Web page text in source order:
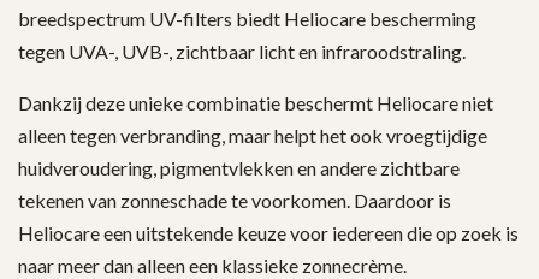
breedspectrum UV-filters biedt Heliocare bescherming
tegen UVA-, UVB-, zichtbaar licht en infraroodstraling.
Dankzij deze unieke combinatie beschermt Heliocare niet
alleen tegen verbranding, maar helpt het ook vroegtijdige
huidveroudering, pigmentvlekken en andere zichtbare
tekenen van zonneschade te voorkomen. Daardoor is
Heliocare een uitstekende keuze voor iedereen die op zoek is
naar meer dan alleen een klassieke zonnecrème.